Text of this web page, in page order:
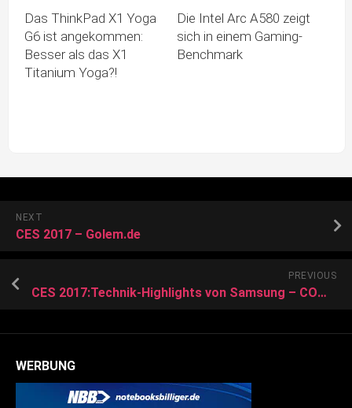
Das ThinkPad X1 Yoga
G6 ist angekommen:
Besser als das X1
Titanium Yoga?!
Die Intel Arc A580 zeigt
sich in einem Gaming-
Benchmark
NEXT
CES 2017 – Golem.de
PREVIOUS
CES 2017:Technik-Highlights von Samsung – COMPUTER BILD
WERBUNG